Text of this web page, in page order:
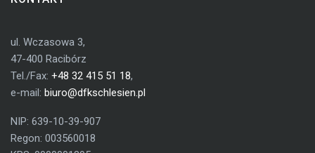
ul. Wczasowa 3,
47-400 Racibórz
Tel./Fax: +48 32 415 51 18,
e-mail: biuro@dfkschlesien.pl
NIP: 639-10-39-907
Regon: 003560018